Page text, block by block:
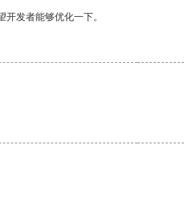
发者能够优化一下。